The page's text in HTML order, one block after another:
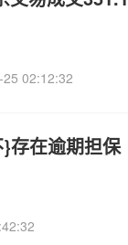
02:12:32
存在逾期担保